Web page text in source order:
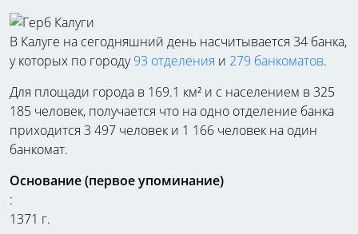
В Калуге на сегодняшний день насчитывается 34 банка,
у которых по городу93 отделения и 279 банкоматов.
Для площади города в 169.1 км² и с населением в 325
185 человек, получается что на одно отделение банка
приходится 3 497 человек и 1 166 человек на один
банкомат.
Основание (первое упоминание)
:
1371 г.